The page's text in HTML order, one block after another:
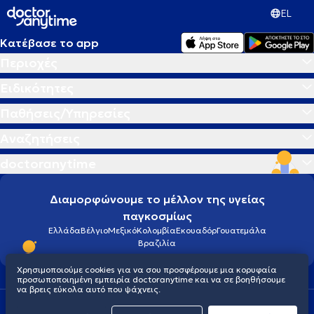
EL
Κατέβασε το app
Διαμορφώνουμε το μέλλον της υγείας
παγκοσμίως
ΕλλάδαΒέλγιοΜεξικόΚολομβίαΕκουαδόρΓουατεμάλα
Βραζιλία
Πολιτική προστασίας προσωπικού απορρήτου
Χρησιμοποιούμε cookies για να σου προσφέρουμε μια κορυφαία
προσωποποιημένη εμπειρία doctoranytime και να σε βοηθήσουμε
να βρεις εύκολα αυτό που ψάχνεις.